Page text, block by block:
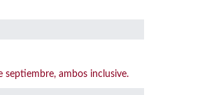
septiembre, ambos inclusive.